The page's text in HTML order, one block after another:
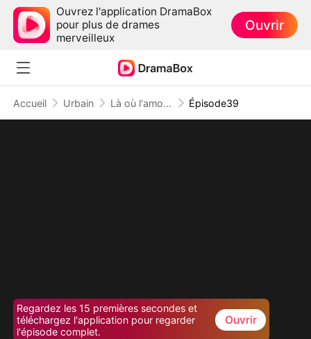
Ouvrez l'application DramaBox
pour plus de drames
merveilleux
Ouvrir
Accueil Urbain Là où l'amour s'éteint Épisode39
Regardez les 15 premières secondes et
téléchargez l'application pour regarder
l'épisode complet.
Ouvrir